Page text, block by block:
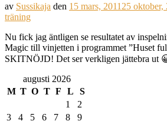
av Sussikaja den 15 mars, 2011 25 oktober,
träning
Nu fick jag äntligen se resultatet av
Magic till vinjetten i programmet ”Huset
SKITNÖJD! Det ser verkligen jättebra ut
augusti 2026
M T O T F L
S
1
2
3
4 5 6 7 8
9